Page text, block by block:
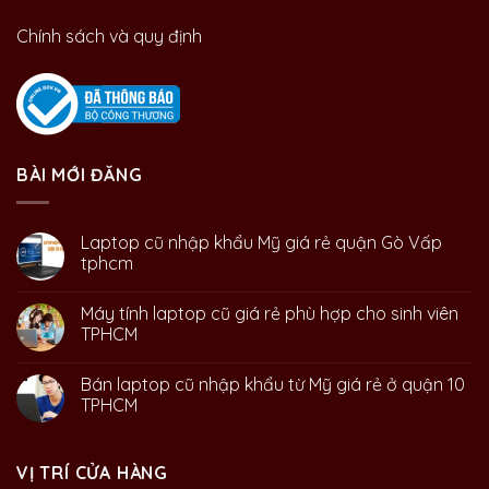
Chính sách và quy định
BÀI MỚI ĐĂNG
Laptop cũ nhập khẩu Mỹ giá rẻ quận Gò Vấp
tphcm
Máy tính laptop cũ giá rẻ phù hợp cho sinh viên
TPHCM
Bán laptop cũ nhập khẩu từ Mỹ giá rẻ ở quận 10
TPHCM
VỊ TRÍ CỬA HÀNG